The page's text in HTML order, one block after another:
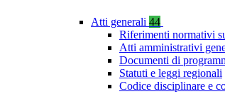
Atti generali 44
Riferimenti normativi
Atti amministrativi
Documenti di
Statuti e leggi regionali
Codice disciplinare e